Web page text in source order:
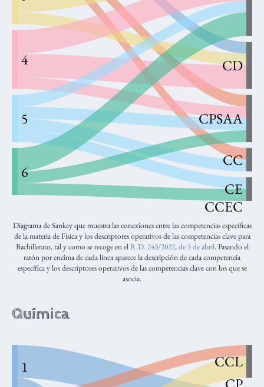
CD
CPSAA
CC
CE
CCEC
4
5
6
Diagrama de Sankey que muestra las conexiones entre las competencias específicas
de la materia de Física y los descriptores operativos de las competencias clave para
Bachillerato, tal y como se recoge en elR.D. 243/2022, de 5 de abril. Pasando el
ratón por encima de cada línea aparece la descripción de cada competencia
específica y los descriptores operativos de las competencias clave con los que se
asocia.
Química
1
CCL